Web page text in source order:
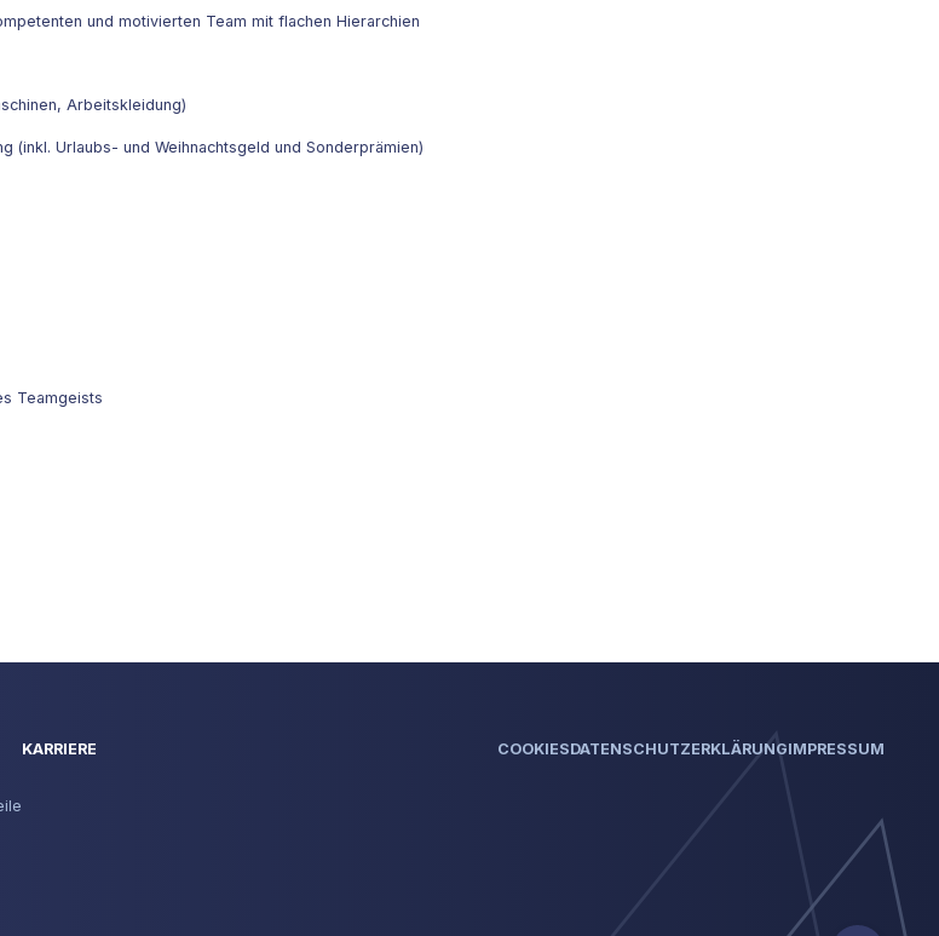
und motivierten Team mit flachen Hierarchien
Arbeitskleidung)
(inkl. Urlaubs- und Weihnachtsgeld und Sonderprämien)
Teamgeists
KARRIERE COOKIESDATENSCHUTZERKLÄRUNGIMPRESSUM